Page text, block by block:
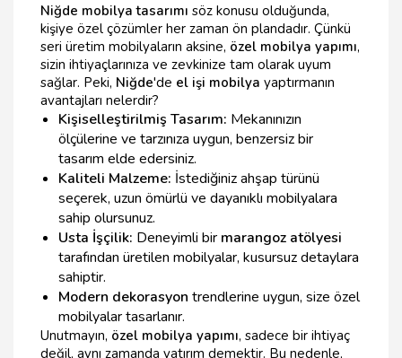
Niğde mobilya tasarımı söz konusu olduğunda,
kişiye özel çözümler her zaman ön plandadır. Çünkü
seri üretim mobilyaların aksine, özel mobilya yapımı,
sizin ihtiyaçlarınıza ve zevkinize tam olarak uyum
sağlar. Peki, Niğde'de el işi mobilya yaptırmanın
avantajları nelerdir?
Kişiselleştirilmiş Tasarım: Mekanınızın
ölçülerine ve tarzınıza uygun, benzersiz bir
tasarım elde edersiniz.
Kaliteli Malzeme: İstediğiniz ahşap türünü
seçerek, uzun ömürlü ve dayanıklı mobilyalara
sahip olursunuz.
Usta İşçilik: Deneyimli bir marangoz atölyesi
tarafından üretilen mobilyalar, kusursuz detaylara
sahiptir.
Modern dekorasyon trendlerine uygun, size özel
mobilyalar tasarlanır.
Unutmayın, özel mobilya yapımı, sadece bir ihtiyaç
değil, aynı zamanda yatırım demektir. Bu nedenle,